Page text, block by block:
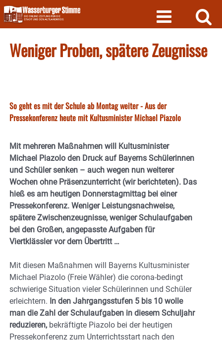
Skip
to
content
Weniger Proben, spätere Zeugnisse
So geht es mit der Schule ab Montag weiter - Aus der
Pressekonferenz heute mit Kultusminister Michael Piazolo
Mit mehreren Maßnahmen will Kultusminister
Michael Piazolo den Druck auf Bayerns Schülerinnen
und Schüler senken – auch wegen nun weiterer
Wochen ohne Präsenzunterricht (wir berichteten). Das
hieß es am heutigen Donnerstagmittag bei einer
Pressekonferenz. Weniger Leistungsnachweise,
spätere Zwischenzeugnisse, weniger Schulaufgaben
bei den Großen, angepasste Aufgaben für
Viertklässler vor dem Übertritt …
Mit diesen Maßnahmen will Bayerns Kultusminister
Michael Piazolo (Freie Wähler) die corona-bedingt
schwierige Situation vieler Schülerinnen und Schüler
erleichtern. In den Jahrgangsstufen 5 bis 10 wolle
man die Zahl der Schulaufgaben in diesem Schuljahr
reduzieren, bekräftigte Piazolo bei der heutigen
Pressekonferenz zum Unterrichtsstart nach den